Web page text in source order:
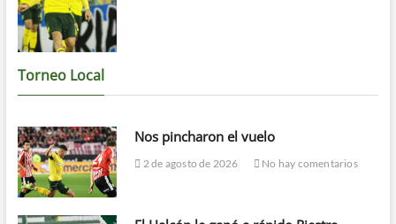
Torneo Local
Nos pincharon el vuelo
2 de agosto de 2026 No hay comentarios